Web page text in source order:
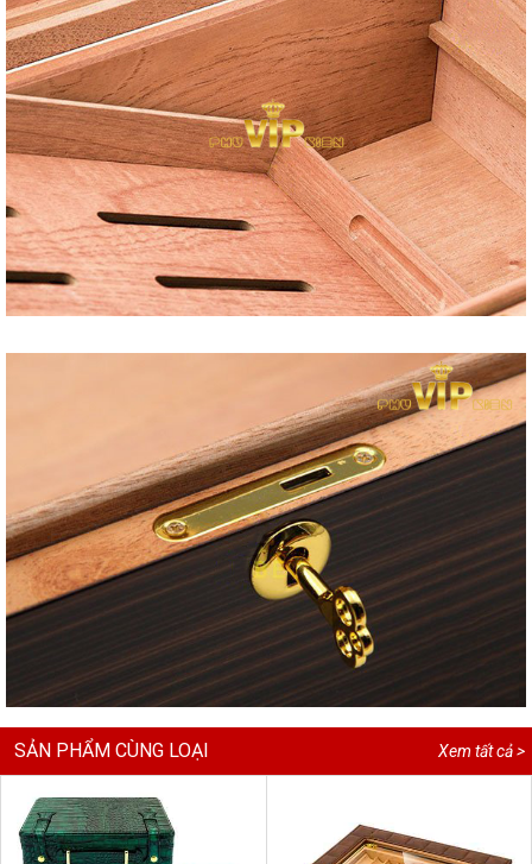
Xem tất cả >
SẢN PHẨM CÙNG LOẠI